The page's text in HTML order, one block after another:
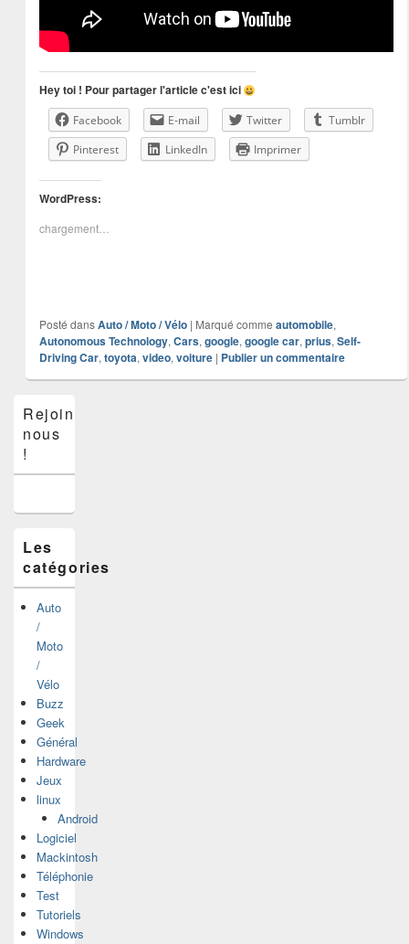
Hey toi ! Pour partager l'article c'est ici
Facebook E-mail Twitter
Tumblr
Pinterest
LinkedIn Imprimer
WordPress:
chargement…
Posté dans Auto / Moto / Vélo | Marqué comme automobile,
Autonomous Technology, Cars, google, google car, prius, Self-
Driving Car, toyota, video, voiture | Publier un commentaire
principale
de
widget
latérale
Rejoins-
nous
!
Les
catégories
Auto
/
Moto
/
Vélo
Buzz
Geek
Général
Hardware
Jeux
linux
Android
Logiciel
Mackintosh
Téléphonie
Test
Tutoriels
Windows